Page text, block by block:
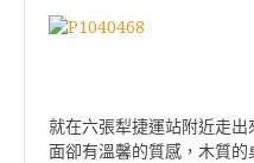
就在六張犁捷運站附近走
面卻有溫馨的質感，木質